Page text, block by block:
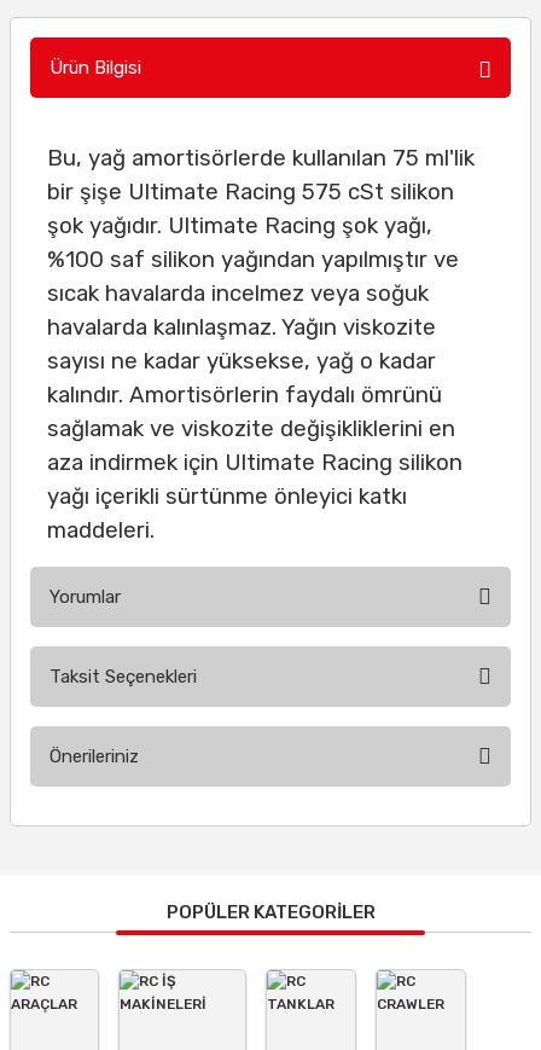
Ürün Bilgisi
Bu, yağ amortisörlerde kullanılan 75 ml'lik
bir şişe Ultimate Racing 575 cSt silikon
şok yağıdır. Ultimate Racing şok yağı,
%100 saf silikon yağından yapılmıştır ve
sıcak havalarda incelmez veya soğuk
havalarda kalınlaşmaz. Yağın viskozite
sayısı ne kadar yüksekse, yağ o kadar
kalındır. Amortisörlerin faydalı ömrünü
sağlamak ve viskozite değişikliklerini en
aza indirmek için Ultimate Racing silikon
yağı içerikli sürtünme önleyici katkı
maddeleri.
Yorumlar
Taksit Seçenekleri
Önerileriniz
Görüş ve önerileriniz için teşekkür ederiz.
Ürün resmi kalitesiz, bozuk veya görüntülenemiyor.
Ürün açıklamasında eksik bilgiler bulunuyor.
POPÜLER KATEGORİLER